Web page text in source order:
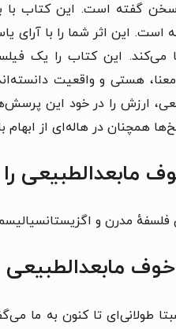
گفته است. این کتاب با
است. این اثر شما را با
می‌کند. این کتاب را یک
هستی و واقعیت
ارزش را در خود این
همچنان در هاله‌ای از ابهام
مابعدالطبیعی
فلسفهٔ مدرن و
مابعدالطبیعی
طولانی‌ای تا کنون به ما